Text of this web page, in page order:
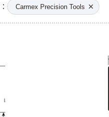
Carmex Precision Tools